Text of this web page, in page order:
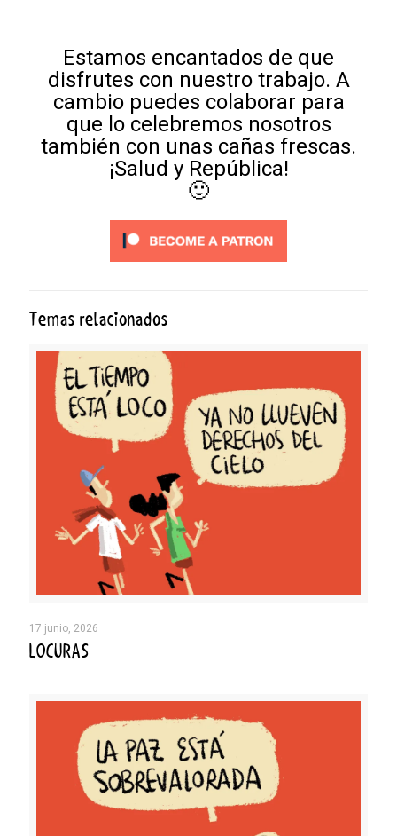
Estamos encantados de que
disfrutes con nuestro trabajo. A
cambio puedes colaborar para
que lo celebremos nosotros
también con unas cañas frescas.
¡Salud y República!
🙂
Temas relacionados
17 junio, 2026
LOCURAS